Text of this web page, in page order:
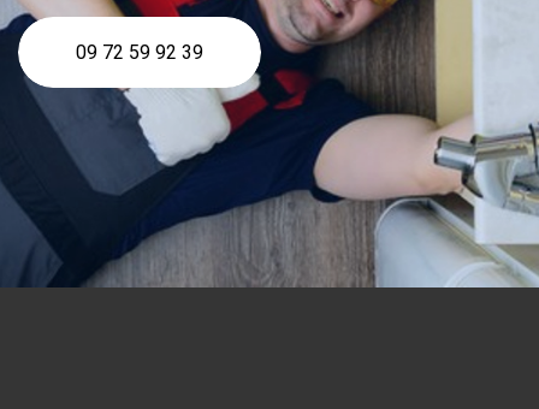
09 72 59 92 39